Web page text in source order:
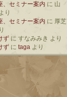
、セミナー案内 に 山
り
、セミナー案内 に 厚芝
ず に すなみみき より
ず に taga より